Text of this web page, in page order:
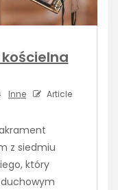
Inne Article
z siedmiu
który